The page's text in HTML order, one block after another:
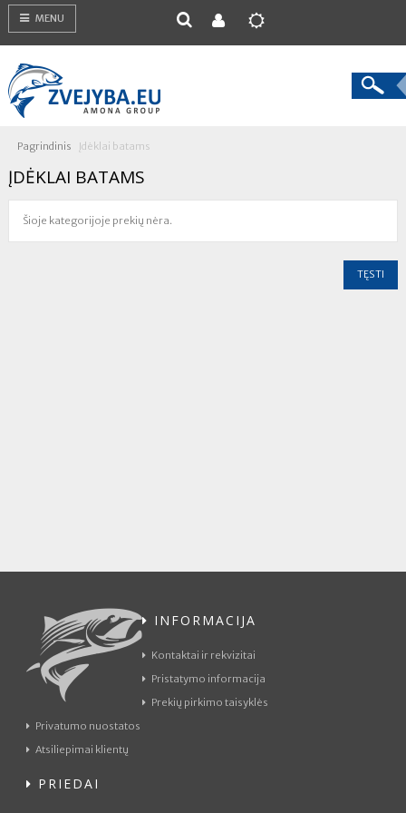
MENU
Pagrindinis Įdėklai batams
ĮDĖKLAI BATAMS
Šioje kategorijoje prekių nėra.
TĘSTI
INFORMACIJA
Kontaktai ir rekvizitai
Pristatymo informacija
Prekių pirkimo taisyklės
Privatumo nuostatos
Atsiliepimai klientų
PRIEDAI